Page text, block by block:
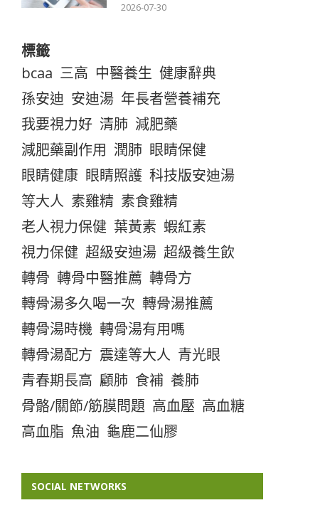
2026-07-30
標籤
bcaa 三高 中醫養生 健康辭典
孫安迪 安迪湯 年長者營養補充
我要視力好 清肺 減肥藥
減肥藥副作用 潤肺 眼睛保健
眼睛健康 眼睛照護 科技版安迪湯
等大人 素雞精 素食雞精
老人視力保健 葉黃素 蝦紅素
視力保健 超級安迪湯 超級養生飲
轉骨 轉骨中醫推薦 轉骨方
轉骨湯多久喝一次 轉骨湯推薦
轉骨湯時機 轉骨湯有用嗎
轉骨湯配方 震達等大人 青光眼
青春期長高 顧肺 食補 養肺
骨骼/關節/筋膜問題 高血壓 高血糖
高血脂 魚油 龜鹿二仙膠
SOCIAL NETWORKS